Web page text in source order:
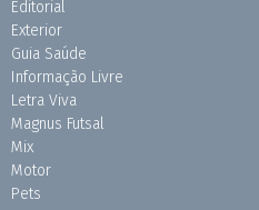
Editorial
Exterior
Guia Saúde
Informação Livre
Letra Viva
Magnus Futsal
Mix
Motor
Pets